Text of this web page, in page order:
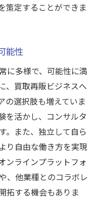
策定することができま
能性
に多様で、可能性に満
、買取再販ビジネスへ
の選択肢も増えていま
を活かし、コンサルタ
。また、独立して自ら
り自由な働き方を実現
ンラインプラットフォ
、他業種とのコラボレ
拓する機会もありま